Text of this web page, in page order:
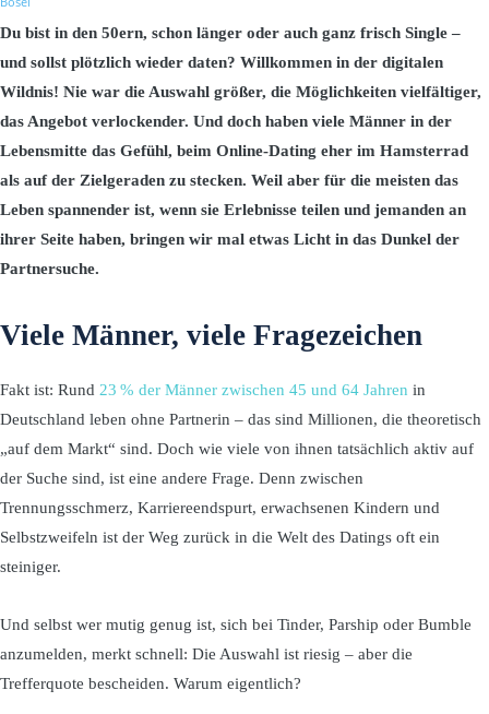
Du bist in den 50ern, schon länger oder auch ganz frisch Single –
und sollst plötzlich wieder daten? Willkommen in der digitalen
Wildnis! Nie war die Auswahl größer, die Möglichkeiten vielfältiger,
das Angebot verlockender. Und doch haben viele Männer in der
Lebensmitte das Gefühl, beim Online-Dating eher im Hamsterrad
als auf der Zielgeraden zu stecken. Weil aber für die meisten das
Leben spannender ist, wenn sie Erlebnisse teilen und jemanden an
ihrer Seite haben, bringen wir mal etwas Licht in das Dunkel der
Partnersuche.
Viele Männer, viele Fragezeichen
Fakt ist: Rund 23 % der Männer zwischen 45 und 64 Jahren in
Deutschland leben ohne Partnerin – das sind Millionen, die theoretisch
„auf dem Markt“ sind. Doch wie viele von ihnen tatsächlich aktiv auf
der Suche sind, ist eine andere Frage. Denn zwischen
Trennungsschmerz, Karriereendspurt, erwachsenen Kindern und
Selbstzweifeln ist der Weg zurück in die Welt des Datings oft ein
steiniger.
Und selbst wer mutig genug ist, sich bei Tinder, Parship oder Bumble
anzumelden, merkt schnell: Die Auswahl ist riesig – aber die
Trefferquote bescheiden. Warum eigentlich?